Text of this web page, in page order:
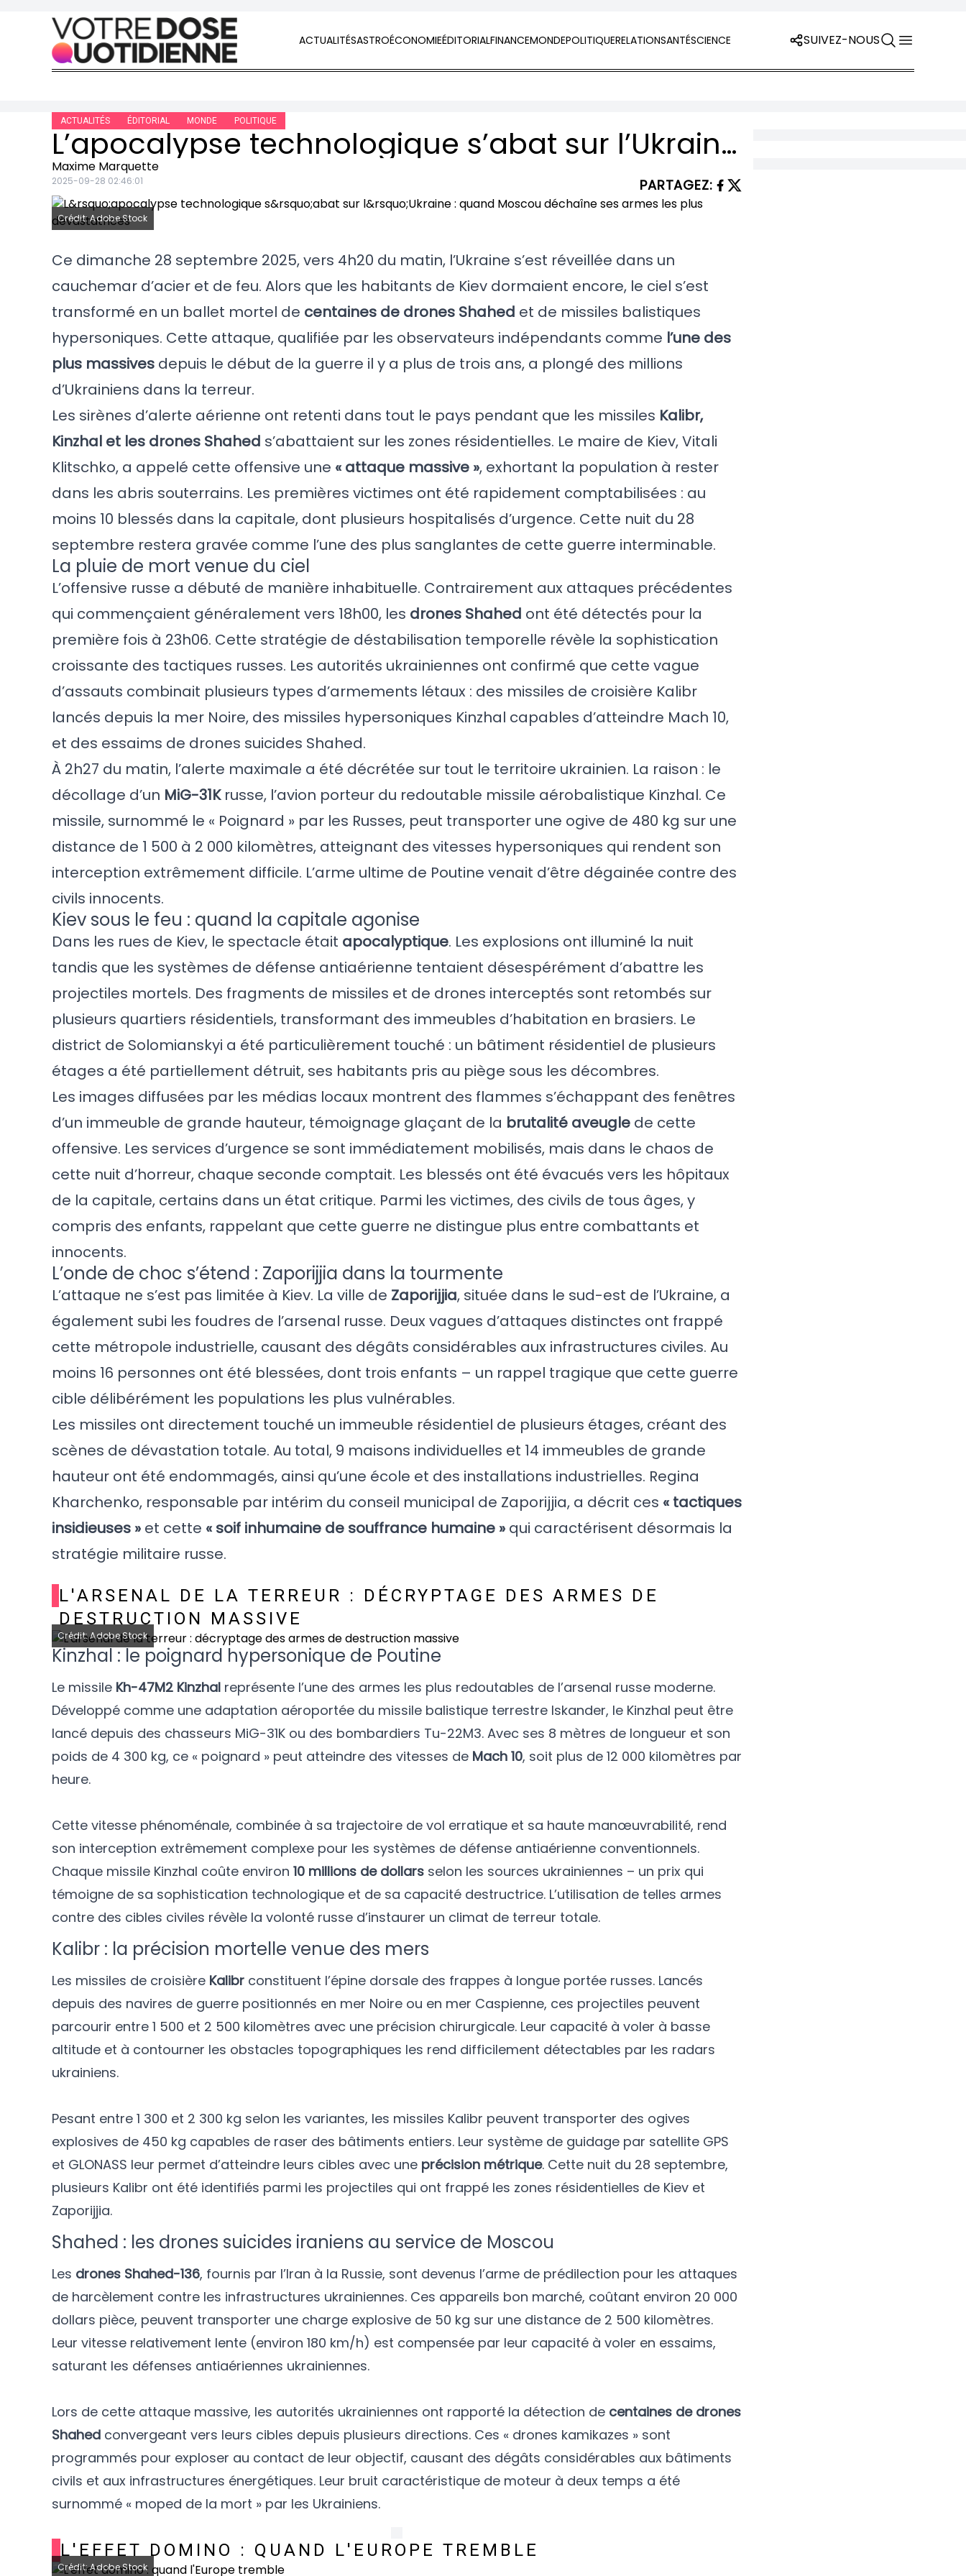
Skip to content
ACTUALITÉSASTROÉCONOMIEÉDITORIALFINANCEMONDEPOLITIQUERELATIONSANTÉSCIENCE SUIVEZ-NOUS
ACTUALITÉS ÉDITORIAL MONDE POLITIQUE
L’apocalypse technologique s’abat sur l’Ukraine : quand Moscou déchaîne ses armes les plus dévastatrices
Maxime Marquette
2025-09-28 02:46:01 PARTAGEZ:
Crédit: Adobe Stock
Ce dimanche 28 septembre 2025, vers 4h20 du matin, l’Ukraine s’est réveillée dans un
cauchemar d’acier et de feu. Alors que les habitants de Kiev dormaient encore, le ciel s’est
transformé en un ballet mortel de centaines de drones Shahed et de missiles balistiques
hypersoniques. Cette attaque, qualifiée par les observateurs indépendants comme l’une des
plus massives depuis le début de la guerre il y a plus de trois ans, a plongé des millions
d’Ukrainiens dans la terreur.
Les sirènes d’alerte aérienne ont retenti dans tout le pays pendant que les missiles Kalibr,
Kinzhal et les drones Shahed s’abattaient sur les zones résidentielles. Le maire de Kiev, Vitali
Klitschko, a appelé cette offensive une « attaque massive », exhortant la population à rester
dans les abris souterrains. Les premières victimes ont été rapidement comptabilisées : au
moins 10 blessés dans la capitale, dont plusieurs hospitalisés d’urgence. Cette nuit du 28
septembre restera gravée comme l’une des plus sanglantes de cette guerre interminable.
La pluie de mort venue du ciel
L’offensive russe a débuté de manière inhabituelle. Contrairement aux attaques précédentes
qui commençaient généralement vers 18h00, les drones Shahed ont été détectés pour la
première fois à 23h06. Cette stratégie de déstabilisation temporelle révèle la sophistication
croissante des tactiques russes. Les autorités ukrainiennes ont confirmé que cette vague
d’assauts combinait plusieurs types d’armements létaux : des missiles de croisière Kalibr
lancés depuis la mer Noire, des missiles hypersoniques Kinzhal capables d’atteindre Mach 10,
et des essaims de drones suicides Shahed.
À 2h27 du matin, l’alerte maximale a été décrétée sur tout le territoire ukrainien. La raison : le
décollage d’un MiG-31Krusse, l’avion porteur du redoutable missile aérobalistique Kinzhal. Ce
missile, surnommé le « Poignard » par les Russes, peut transporter une ogive de 480 kg sur une
distance de 1 500 à 2 000 kilomètres, atteignant des vitesses hypersoniques qui rendent son
interception extrêmement difficile. L’arme ultime de Poutine venait d’être dégainée contre des
civils innocents.
Kiev sous le feu : quand la capitale agonise
Dans les rues de Kiev, le spectacle était apocalyptique. Les explosions ont illuminé la nuit
tandis que les systèmes de défense antiaérienne tentaient désespérément d’abattre les
projectiles mortels. Des fragments de missiles et de drones interceptés sont retombés sur
plusieurs quartiers résidentiels, transformant des immeubles d’habitation en brasiers. Le
district de Solomianskyi a été particulièrement touché : un bâtiment résidentiel de plusieurs
étages a été partiellement détruit, ses habitants pris au piège sous les décombres.
Les images diffusées par les médias locaux montrent des flammes s’échappant des fenêtres
d’un immeuble de grande hauteur, témoignage glaçant de la brutalité aveugle de cette
offensive. Les services d’urgence se sont immédiatement mobilisés, mais dans le chaos de
cette nuit d’horreur, chaque seconde comptait. Les blessés ont été évacués vers les hôpitaux
de la capitale, certains dans un état critique. Parmi les victimes, des civils de tous âges, y
compris des enfants, rappelant que cette guerre ne distingue plus entre combattants et
innocents.
L’onde de choc s’étend : Zaporijjia dans la tourmente
L’attaque ne s’est pas limitée à Kiev. La ville de Zaporijjia, située dans le sud-est de l’Ukraine, a
également subi les foudres de l’arsenal russe. Deux vagues d’attaques distinctes ont frappé
cette métropole industrielle, causant des dégâts considérables aux infrastructures civiles. Au
moins 16 personnes ont été blessées, dont trois enfants – un rappel tragique que cette guerre
cible délibérément les populations les plus vulnérables.
Les missiles ont directement touché un immeuble résidentiel de plusieurs étages, créant des
scènes de dévastation totale. Au total, 9 maisons individuelles et 14 immeubles de grande
hauteur ont été endommagés, ainsi qu’une école et des installations industrielles. Regina
Kharchenko, responsable par intérim du conseil municipal de Zaporijjia, a décrit ces « tactiques
insidieuses » et cette « soif inhumaine de souffrance humaine » qui caractérisent désormais la
stratégie militaire russe.
L'ARSENAL DE LA TERREUR : DÉCRYPTAGE DES ARMES DE
DESTRUCTION MASSIVE
Crédit: Adobe Stock
Kinzhal : le poignard hypersonique de Poutine
Le missile Kh-47M2 Kinzhal représente l’une des armes les plus redoutables de l’arsenal russe moderne.
Développé comme une adaptation aéroportée du missile balistique terrestre Iskander, le Kinzhal peut être
lancé depuis des chasseurs MiG-31K ou des bombardiers Tu-22M3. Avec ses 8 mètres de longueur et son
poids de 4 300 kg, ce « poignard » peut atteindre des vitesses de Mach 10, soit plus de 12 000 kilomètres par
heure.
Cette vitesse phénoménale, combinée à sa trajectoire de vol erratique et sa haute manœuvrabilité, rend
son interception extrêmement complexe pour les systèmes de défense antiaérienne conventionnels.
Chaque missile Kinzhal coûte environ 10 millions de dollars selon les sources ukrainiennes – un prix qui
témoigne de sa sophistication technologique et de sa capacité destructrice. L’utilisation de telles armes
contre des cibles civiles révèle la volonté russe d’instaurer un climat de terreur totale.
Kalibr : la précision mortelle venue des mers
Les missiles de croisière Kalibr constituent l’épine dorsale des frappes à longue portée russes. Lancés
depuis des navires de guerre positionnés en mer Noire ou en mer Caspienne, ces projectiles peuvent
parcourir entre 1 500 et 2 500 kilomètres avec une précision chirurgicale. Leur capacité à voler à basse
altitude et à contourner les obstacles topographiques les rend difficilement détectables par les radars
ukrainiens.
Pesant entre 1 300 et 2 300 kg selon les variantes, les missiles Kalibr peuvent transporter des ogives
explosives de 450 kg capables de raser des bâtiments entiers. Leur système de guidage par satellite GPS
et GLONASS leur permet d’atteindre leurs cibles avec une précision métrique. Cette nuit du 28 septembre,
plusieurs Kalibr ont été identifiés parmi les projectiles qui ont frappé les zones résidentielles de Kiev et
Zaporijjia.
Shahed : les drones suicides iraniens au service de Moscou
Les drones Shahed-136, fournis par l’Iran à la Russie, sont devenus l’arme de prédilection pour les attaques
de harcèlement contre les infrastructures ukrainiennes. Ces appareils bon marché, coûtant environ 20 000
dollars pièce, peuvent transporter une charge explosive de 50 kg sur une distance de 2 500 kilomètres.
Leur vitesse relativement lente (environ 180 km/h) est compensée par leur capacité à voler en essaims,
saturant les défenses antiaériennes ukrainiennes.
Lors de cette attaque massive, les autorités ukrainiennes ont rapporté la détection de centaines de drones
Shahed convergeant vers leurs cibles depuis plusieurs directions. Ces « drones kamikazes » sont
programmés pour exploser au contact de leur objectif, causant des dégâts considérables aux bâtiments
civils et aux infrastructures énergétiques. Leur bruit caractéristique de moteur à deux temps a été
surnommé « moped de la mort » par les Ukrainiens.
L'EFFET DOMINO : QUAND L'EUROPE TREMBLE
Crédit: Adobe Stock